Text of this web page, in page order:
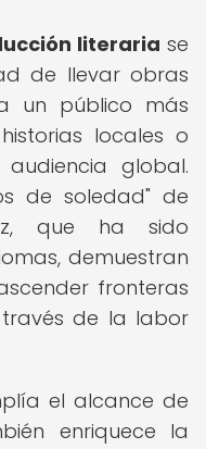
literaria se
de llevar obras
un público más
locales o
global.
de soledad" de
que ha sido
demuestran
fronteras
de la labor
el alcance de
enriquece la